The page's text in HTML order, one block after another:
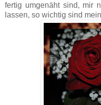
fertig umgenäht sind, mir
lassen, so wichtig sind